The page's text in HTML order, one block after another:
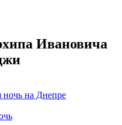
Ивановича
ночь на Днепре